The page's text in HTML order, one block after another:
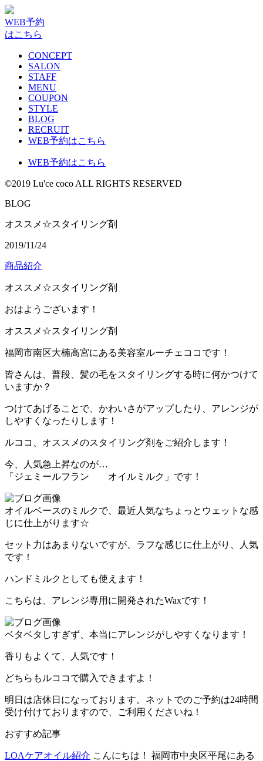
WEB予約
はこちら
CONCEPT
SALON
STAFF
MENU
COUPON
STYLE
BLOG
RECRUIT
WEB予約はこちら
WEB予約はこちら
©2019 Lu'ce coco ALL RIGHTS RESERVED
BLOG
オススメ☆スタイリング剤
2019/11/24
商品紹介
オススメ☆スタイリング剤
おはようございます！
オススメ☆スタイリング剤
福岡市南区大楠高宮にある美容室ルーチェココです！
皆さんは、普段、髪の毛をスタイリングする時に何かつけて
いますか？
つけてあげることで、かわいさがアップしたり、アレンジが
しやすくなったりします！
ルココ、オススメのスタイリング剤をご紹介します！
今、人気急上昇なのが…
「ジェミールフラン オイルミルク」です！
オイルベースのミルクで、最近人気なちょっとウェットな感
じに仕上がります☆
セット力はあまりないですが、ラフな感じに仕上がり、人気
です！
ハンドミルクとしても使えます！
こちらは、アレンジ専用に開発されたWaxです！
ベタベタしすぎず、本当にアレンジがしやすくなります！
香りもよくて、人気です！
どちらもルココで購入できますよ！
明日は店休日になっております。ネットでのご予約は24時間
受け付けておりますので、ご利用くださいね！
おすすめ記事
LOAケアオイル紹介 こんにちは！ 福岡市中央区平尾にある